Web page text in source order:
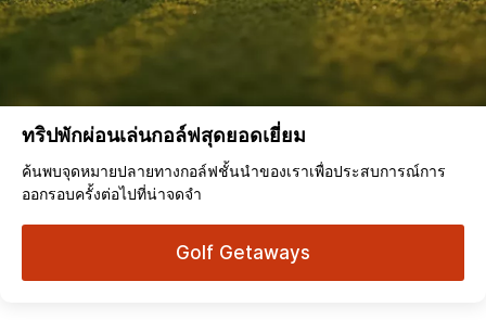
ทริปพักผ่อนเล่นกอล์ฟสุดยอดเยี่ยม
ค้นพบจุดหมายปลายทางกอล์ฟชั้นนำของเราเพื่อประสบการณ์การ
ออกรอบครั้งต่อไปที่น่าจดจำ
Golf Getaways